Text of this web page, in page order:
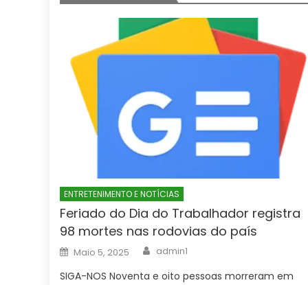
ENTRETENIMENTO E NOTÍCIAS
Feriado do Dia do Trabalhador registra
98 mortes nas rodovias do país
Posted
on
Maio 5, 2025 Author
admin1
SIGA-NOS Noventa e oito pessoas morreram em